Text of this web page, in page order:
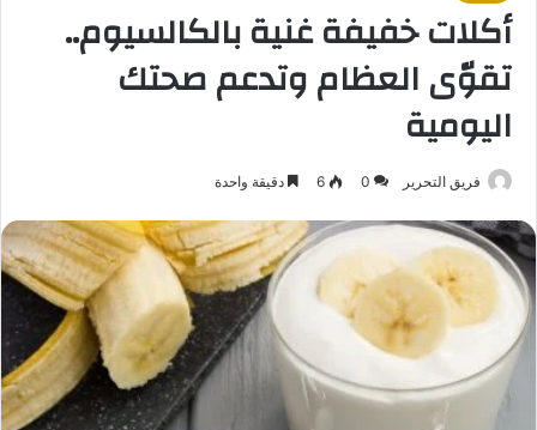
أكلات خفيفة غنية بالكالسيوم..
تقوّى العظام وتدعم صحتك
اليومية
فريق التحرير 0
6 دقيقة واحدة